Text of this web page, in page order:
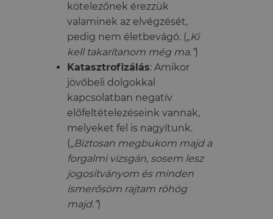
kötelezőnek érezzük
valaminek az elvégzését,
pedig nem életbevágó. („Ki
kell takarítanom még ma.”)
Katasztrofizálás: Amikor
jövőbeli dolgokkal
kapcsolatban negatív
előfeltételezéseink vannak,
melyeket fel is nagyítunk.
(„Biztosan megbukom majd a
forgalmi vizsgán, sosem lesz
jogosítványom és minden
ismerősöm rajtam röhög
majd.”)